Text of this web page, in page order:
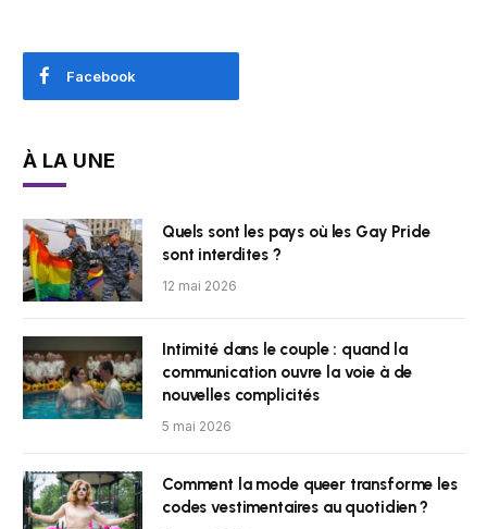
Facebook
À LA UNE
Quels sont les pays où les Gay Pride
sont interdites ?
12 mai 2026
Intimité dans le couple : quand la
communication ouvre la voie à de
nouvelles complicités
5 mai 2026
Comment la mode queer transforme les
codes vestimentaires au quotidien ?